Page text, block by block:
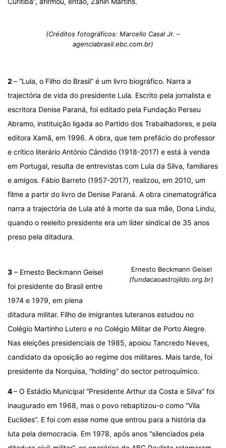
(Créditos fotográficos: Marcello Casal Jr. –
agenciabrasil.ebc.com.br)
2 – “Lula, o Filho do Brasil” é um livro biográfico. Narra a
trajectória de vida do presidente Lula. Escrito pela jornalista e
escritora Denise Paraná, foi editado pela Fundação Perseu
Abramo, instituição ligada ao Partido dos Trabalhadores, e pela
editora Xamã, em 1996. A obra, que tem prefácio do professor
e crítico literário António Cândido (1918-2017) e está à venda
em Portugal, resulta de entrevistas com Lula da Silva, familiares
e amigos. Fábio Barreto (1957-2017), realizou, em 2010, um
filme a partir do livro de Denise Paraná. A obra cinematográfica
narra a trajectória de Lula até à morte da sua mãe, Dona Lindu,
quando o reeleito presidente era um líder sindical de 35 anos
preso pela ditadura.
Ernesto Beckmann Geisel
(fundacaoastrojildo.org.br)
3 – Ernesto Beckmann Geisel
foi presidente do Brasil entre
1974 e 1979, em plena
ditadura militar. Filho de imigrantes luteranos estudou no
Colégio Martinho Lutero e no Colégio Militar de Porto Alegre.
Nas eleições presidenciais de 1985, apoiou Tancredo Neves,
candidato da oposição ao regime dos militares. Mais tarde, foi
presidente da Norquisa, “holding” do sector petroquímico.
4– O Estádio Municipal “Presidente Arthur da Costa e Silva” foi
inaugurado em 1968, mas o povo rebaptizou-o como “Vila
Euclides”. E foi com esse nome que entrou para a história da
luta pela democracia. Em 1978, após anos “silenciados pela